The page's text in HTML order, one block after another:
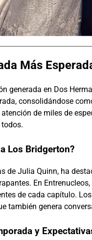
Más
generada en Dos
consolidándose
de miles de
Los Bridgerton?
de Julia Quinn, ha
En
de cada capítulo.
también genera
y